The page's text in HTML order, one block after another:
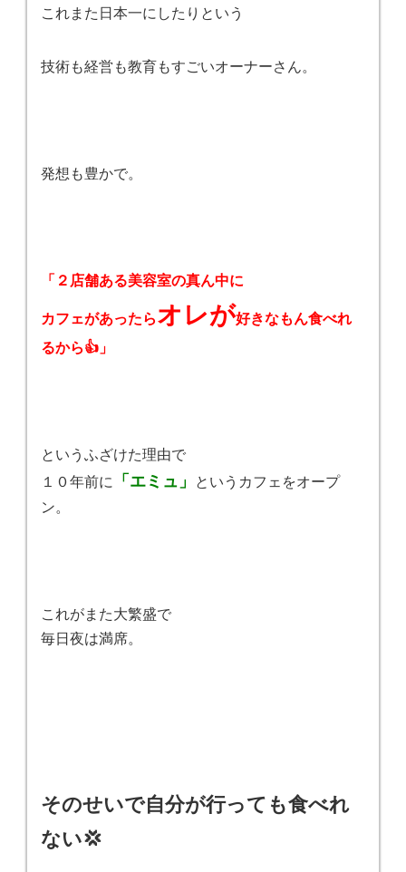
これまた日本一にしたりという
技術も経営も教育もすごいオーナーさん。
発想も豊かで。
「２店舗ある美容室の真ん中に
カフェがあったらオレが好きなもん食べれ
るから👍」
というふざけた理由で
１０年前に 「エミュ」 というカフェをオープ
ン。
これがまた大繁盛で
毎日夜は満席。
そのせいで自分が行っても食べれ
ない💢